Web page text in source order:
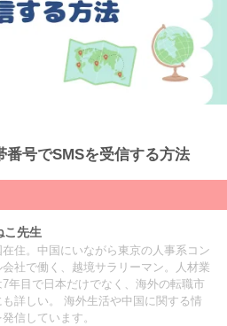
番号でSMSを受信する方法
こ先生
在住。中国にいながら東京の人事系コン
会社で働く、越境サラリーマン。人材業
7年目で日本だけでなく、海外の転職市
も詳しい。 海外生活や中国に関する情
信しています。